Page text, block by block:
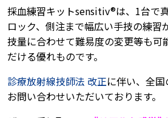
採血練習キットsensitiv®は、1台で
ロック、側注まで幅広い手技の練習
技量に合わせて難易度の変更等も可
だける優れものです。
診療放射線技師法 改正に伴い、全
お問い合わせいただいております。